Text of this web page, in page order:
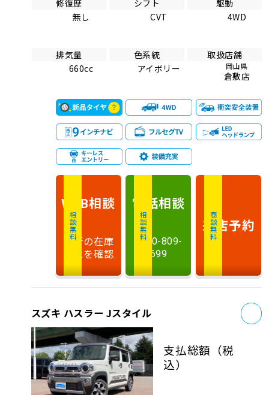
修復歴
無し
シフト
CVT
駆動
4WD
排気量
660cc
色系統
アイボリー
取扱店舗
岡山県
倉敷店
相談無料
WEB相談
最新の在庫
状況を確認
相談無料
電話相談
0120-809-
699
商談無料
来店予約
スズキ ハスラー Jスタイル
支払総額 （税
込）